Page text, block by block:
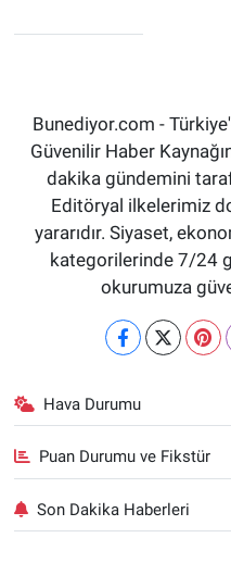
Bunediyor.com -
Güvenilir Haber
dakika gündemini
Editöryal ilkelerimiz
yararıdır. Siyaset,
kategorilerinde 7/24
okurumuza
Hava Durumu
Puan Durumu ve Fikstür
Son Dakika Haberleri